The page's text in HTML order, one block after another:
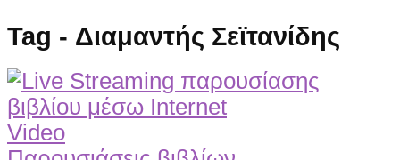
Tag - Διαμαντής Σεϊτανίδης
Video